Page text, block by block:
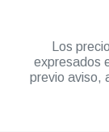
Los
expresados
previo aviso,